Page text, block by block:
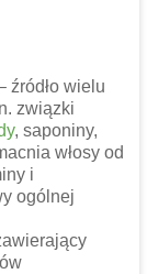
źródło wielu
związki
, saponiny,
włosy od
i
ogólnej